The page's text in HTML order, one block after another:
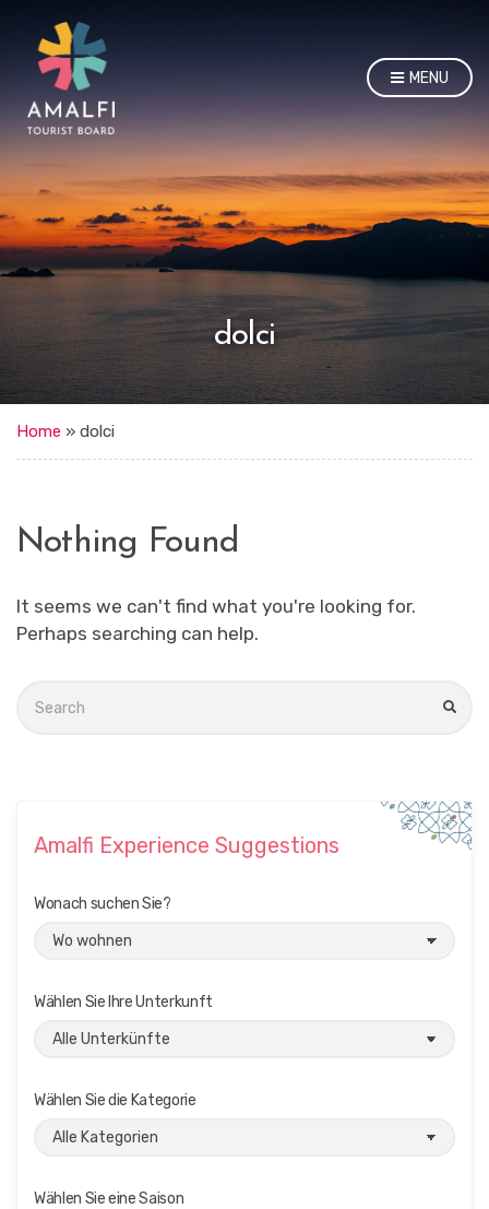
MENU
dolci
Home » dolci
Nothing Found
It seems we can't find what you're looking for.
Perhaps searching can help.
for:
Amalfi Experience Suggestions
Wonach suchen Sie?
Wählen Sie Ihre Unterkunft
Wählen Sie die Kategorie
Wählen Sie eine Saison